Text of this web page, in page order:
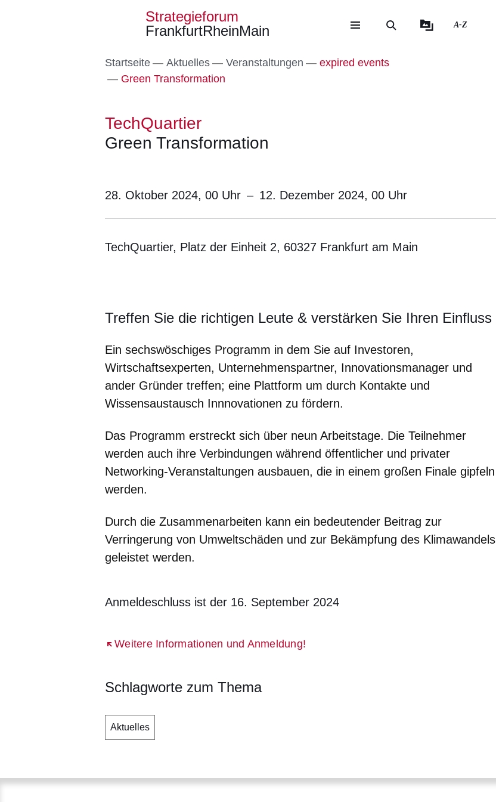
Direkt zum Kopf der Seite
Direkt zum Inhalt
Direkt zum Fuß der Seite
Strategieforum
FrankfurtRheinMain
A-Z
Startseite Aktuelles Veranstaltungen
expired events
Green Transformation
TechQuartier
Green Transformation
28. Oktober 2024, 00 Uhr – 12. Dezember 2024, 00 Uhr
TechQuartier, Platz der Einheit 2, 60327 Frankfurt am Main
Treffen Sie die richtigen Leute & verstärken Sie Ihren Einfluss
Ein sechswöschiges Programm in dem Sie auf Investoren,
Wirtschaftsexperten, Unternehmenspartner, Innovationsmanager und
ander Gründer treffen; eine Plattform um durch Kontakte und
Wissensaustausch Innnovationen zu fördern.
Das Programm erstreckt sich über neun Arbeitstage. Die Teilnehmer
werden auch ihre Verbindungen während öffentlicher und privater
Networking-Veranstaltungen ausbauen, die in einem großen Finale gipfeln
werden.
Durch die Zusammenarbeiten kann ein bedeutender Beitrag zur
Verringerung von Umweltschäden und zur Bekämpfung des Klimawandels
geleistet werden.
Anmeldeschluss ist der 16. September 2024
Weitere Informationen und Anmeldung!
Öffnet sich in einem neuen Fenster
Schlagworte zum Thema
Aktuelles